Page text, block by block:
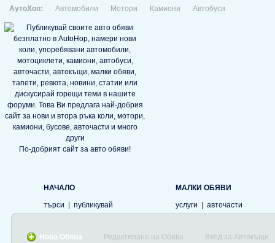
АутоХоп: Автомобили Мотори Камиони Автобуси
По-добрият сайт за авто обяви!
НАЧАЛО
търси
публикувай
МАЛКИ ОБЯВИ
услуги
авточасти
Нова Обява Редактиране на Обява Вход за Автокъщи